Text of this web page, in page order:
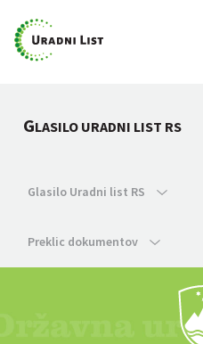
GLASILO URADNI LIST RS
Glasilo Uradni list RS
Preklic dokumentov